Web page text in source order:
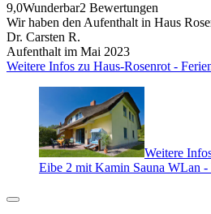
9,0Wunderbar2 Bewertungen
Wir haben den Aufenthalt in Haus
Dr. Carsten R.
Aufenthalt im Mai 2023
Weitere Infos zu Haus-Rosenrot -
Weitere
Eibe 2 mit Kamin Sauna WLan